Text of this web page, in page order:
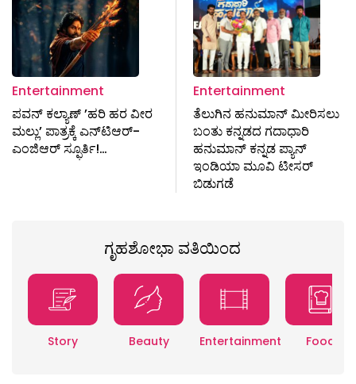
Entertainment
ಪವನ್‌ ಕಲ್ಯಾಣ್‌ ʼಹರಿ ಹರ ವೀರ
ಮಲ್ಲುʼ ಪಾತ್ರಕ್ಕೆ ಎನ್‌ಟಿಆರ್-
ಎಂಜಿಆರ್‌ ಸ್ಫೂರ್ತಿ!…
Entertainment
ತೆಲುಗಿನ ಹನುಮಾನ್ ಮೀರಿಸಲು
ಬಂತು ಕನ್ನಡದ ಗದಾಧಾರಿ
ಹನುಮಾನ್ ಕನ್ನಡ ಪ್ಯಾನ್
ಇಂಡಿಯಾ ಮೂವಿ ಟೀಸರ್
ಬಿಡುಗಡೆ
ಗೃಹಶೋಭಾ ವತಿಯಿಂದ
Story Beauty Entertainment Food